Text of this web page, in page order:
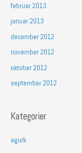
februar 2013
januar 2013
december 2012
november 2012
oktober 2012
september 2012
Kategorier
agurk